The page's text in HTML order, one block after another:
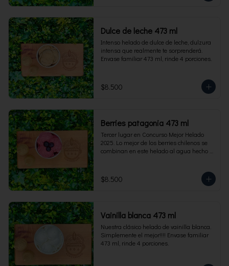
Dulce de leche 473 ml
Intenso helado de dulce de leche, dulzura
intensa que realmente te sorprenderá.
Envase familiar 473 ml, rinde 4 porciones.
$8.500
Berries patagonia 473 ml
Tercer lugar en Concurso Mejor Helado
2025. Lo mejor de los berries chilenos se
combinan en este helado al agua hecho
473 ml. Rinde 4 porciones.
$8.500
Vainilla blanca 473 ml
Nuestra clásico helado de vainilla blanca.
Simplemente el mejor!!!! Envase familiar
473 ml, rinde 4 porciones.